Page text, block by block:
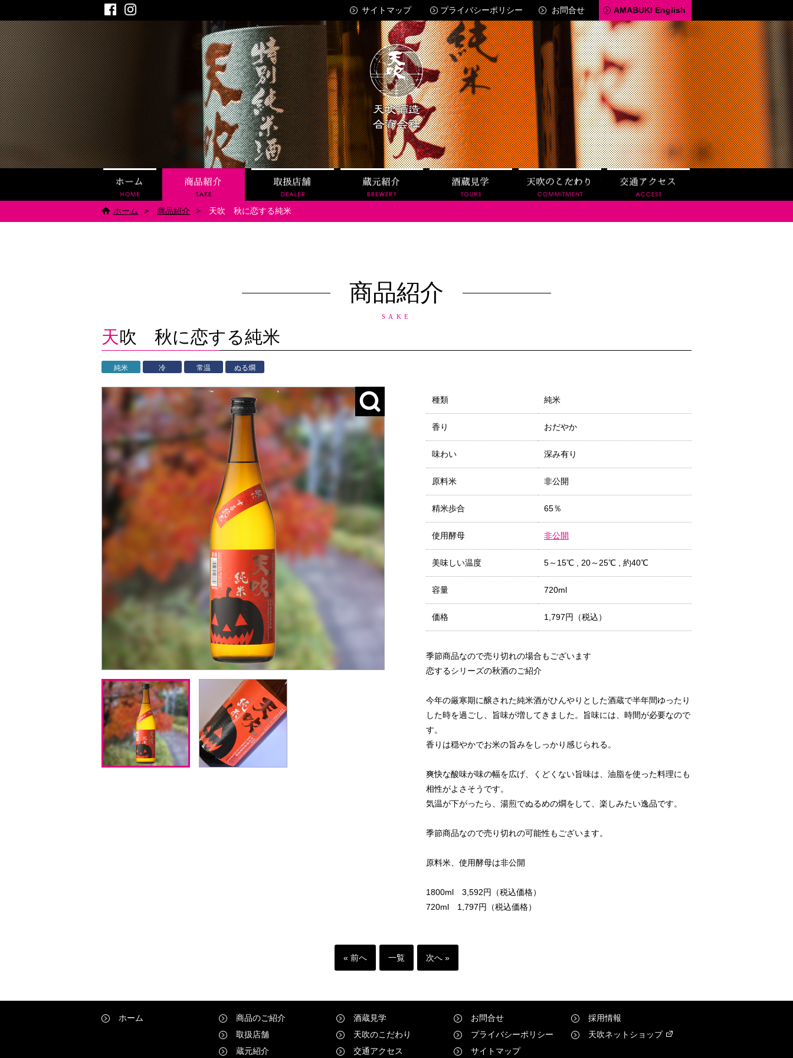
Facebook サイトマップ プライバシーポリシー お問合せ AMABUKI English
天吹酒造
商品紹介 取扱店舗 蔵元紹介 酒蔵見学 天吹のこだわり
ホーム 商品紹介 天吹 秋に恋する純米
商品紹介
SAKE
天吹 秋に恋する純米
純米 冷 常温 ぬる燗
種類 純米
香り おだやか
味わい 深み有り
原料米 非公開
精米歩合 65％
使用酵母 非公開
美味しい温度 5～15℃ 20～25℃ 約40℃
容量 720ml
価格 1,797円（税込）
季節商品なので売り切れの場合もございます
恋するシリーズの秋酒のご紹介
今年の厳寒期に醸された純米酒がひんやりとした酒蔵で半年間ゆったり
した時を過ごし、旨味が増してきました。旨味には、時間が必要なので
す。
香りは穏やかでお米の旨みをしっかり感じられる。
爽快な酸味が味の幅を広げ、くどくない旨味は、油脂を使った料理にも
相性がよさそうです。
気温が下がったら、湯煎でぬるめの燗をして、楽しみたい逸品です。
季節商品なので売り切れの可能性もございます。
原料米、使用酵母は非公開
1800ml 3,592円（税込価格）
720ml 1,797円（税込価格）
« 前へ 一覧 次へ »
ホーム
商品のご紹介
取扱店舗
蔵元紹介
酒蔵見学
天吹のこだわり
交通アクセス
お問合せ
プライバシーポリシー
サイトマップ
採用情報
天吹ネットショップ